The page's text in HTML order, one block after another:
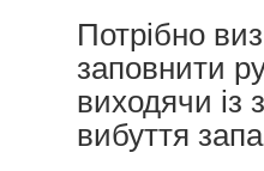
Потрібно
заповнити
виходячи із
вибуття